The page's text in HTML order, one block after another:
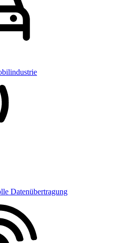
Datenübertragung